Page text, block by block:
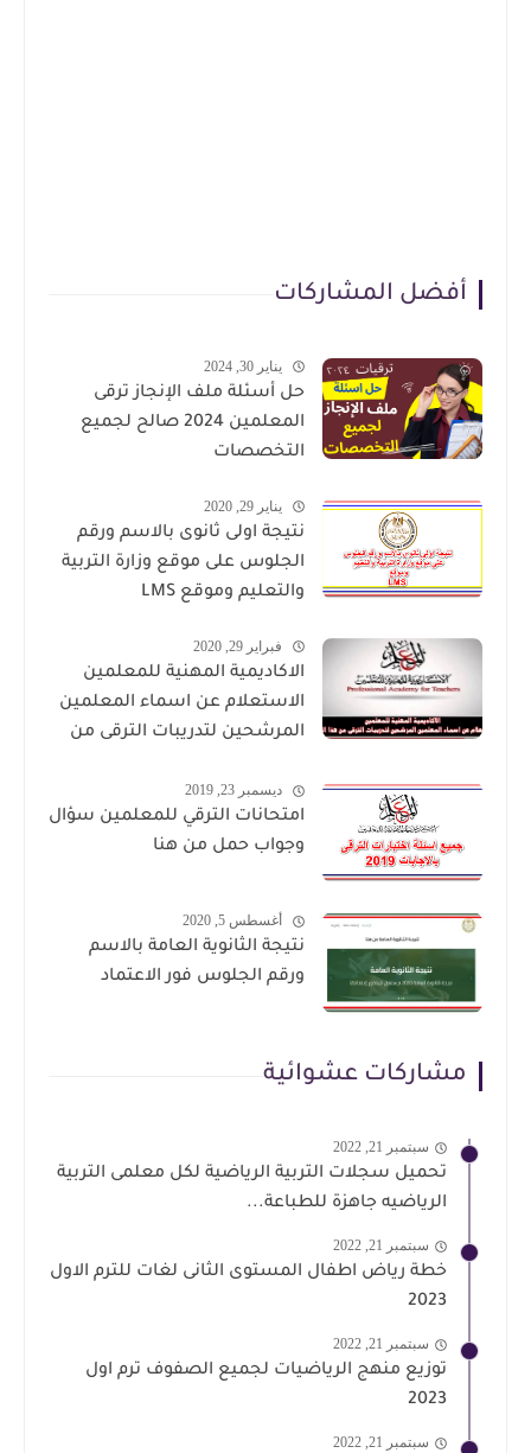
أفضل المشاركات
يناير 30, 2024
حل أسئلة ملف الإنجاز ترقى
المعلمين 2024 صالح لجميع
التخصصات
يناير 29, 2020
نتيجة اولى ثانوى بالاسم ورقم
الجلوس على موقع وزارة التربية
والتعليم وموقع LMS
فبراير 29, 2020
الاكاديمية المهنية للمعلمين
الاستعلام عن اسماء المعلمين
المرشحين لتدريبات الترقى من
ديسمبر 23, 2019
امتحانات الترقي للمعلمين سؤال
وجواب حمل من هنا
أغسطس 5, 2020
نتيجة الثانوية العامة بالاسم
ورقم الجلوس فور الاعتماد
مشاركات عشوائية
سبتمبر 21, 2022
تحميل سجلات التربية الرياضية لكل معلمى التربية
الرياضيه جاهزة للطباعة...
سبتمبر 21, 2022
خطة رياض اطفال المستوى الثانى لغات للترم الاول
2023
سبتمبر 21, 2022
توزيع منهج الرياضيات لجميع الصفوف ترم اول
2023
سبتمبر 21, 2022